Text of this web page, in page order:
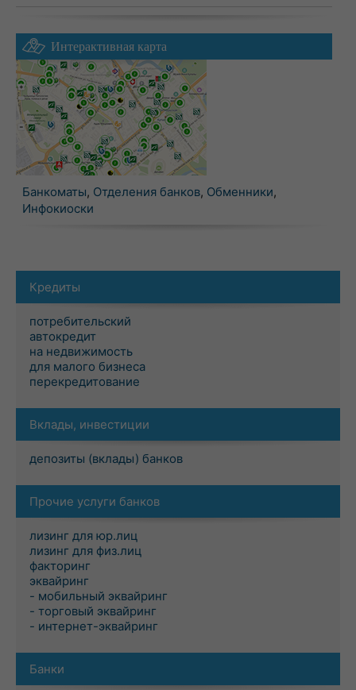
Интерактивная карта
Банкоматы, Отделения банков, Обменники,
Инфокиоски
Кредиты
потребительский
автокредит
на недвижимость
для малого бизнеса
перекредитование
Вклады, инвестиции
депозиты (вклады) банков
Прочие услуги банков
лизинг для юр.лиц
лизинг для физ.лиц
факторинг
эквайринг
- мобильный эквайринг
- торговый эквайринг
- интернет-эквайринг
Банки